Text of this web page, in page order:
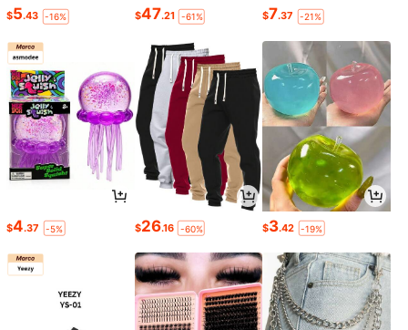
$5.43 -16% $47.21 -61% $7.37 -21%
$4.37 -5% $26.16 -60% $3.42 -19%